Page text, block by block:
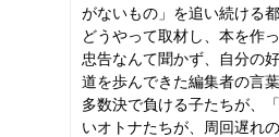
がないもの」を追い続ける
どうやって取材し、本を作
忠告なんて聞かず、自分の
道を歩んできた編集者の言葉
多数決で負ける子たちが、
いオトナたちが、周回遅れ